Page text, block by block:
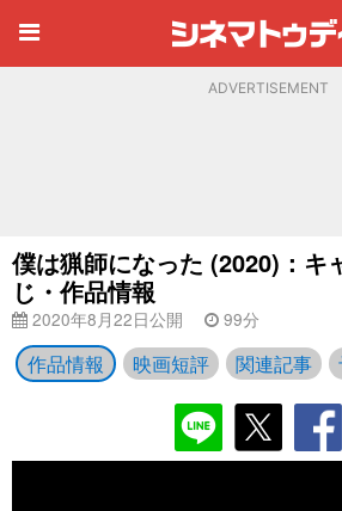
ADVERTISEMENT
僕は猟師になった (2020)：キ
じ・作品情報
2020年8月22日公開 99分
作品情報 映画短評 関連記事